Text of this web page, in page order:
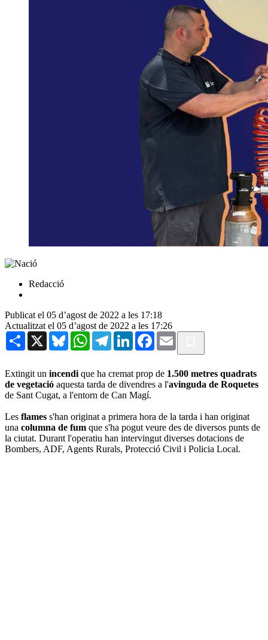
Redacció
Publicat el 05 d’agost de 2022 a les 17:18
Actualitzat el 05 d’agost de 2022 a les 17:26
Share X BlueskyWhatsAppTelegramLinkedInFacebook
Email
Extingit un incendi que ha cremat prop de 1.500 metres quadrats
de vegetació aquesta tarda de divendres a l'avinguda de Roquetes
de Sant Cugat, a l'entorn de Can Magí.
Les flames s'han originat a primera hora de la tarda i han originat
una columna de fum que s'ha pogut veure des de diversos punts de
la ciutat. Durant l'operatiu han intervingut diverses dotacions de
Bombers, ADF, Agents Rurals, Protecció Civil i Policia Local.